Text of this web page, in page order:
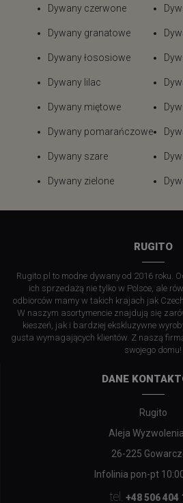
Dywany czerwone
Dywany granatowe
Dywany łososiowe
Dywany lilac
Dywany miętowe
Dywany pomarańczowe
Dywany szare
Dywany zielone
RUGITO
Rugito.pl to modne dywany od 2016 roku.
ich sprzedażą nie tylko w Polsce, ale
odbiorców mamy w takich krajach jak
W naszym asortymencie znajdują się
kieszeń, jak i bardziej ekskluzywne
gusta wymagających klientów. Z naszą
swojego domu!
DANE
Rugito
Aleja
26-225
Infolinia pon-pt
tel. +48 506 404